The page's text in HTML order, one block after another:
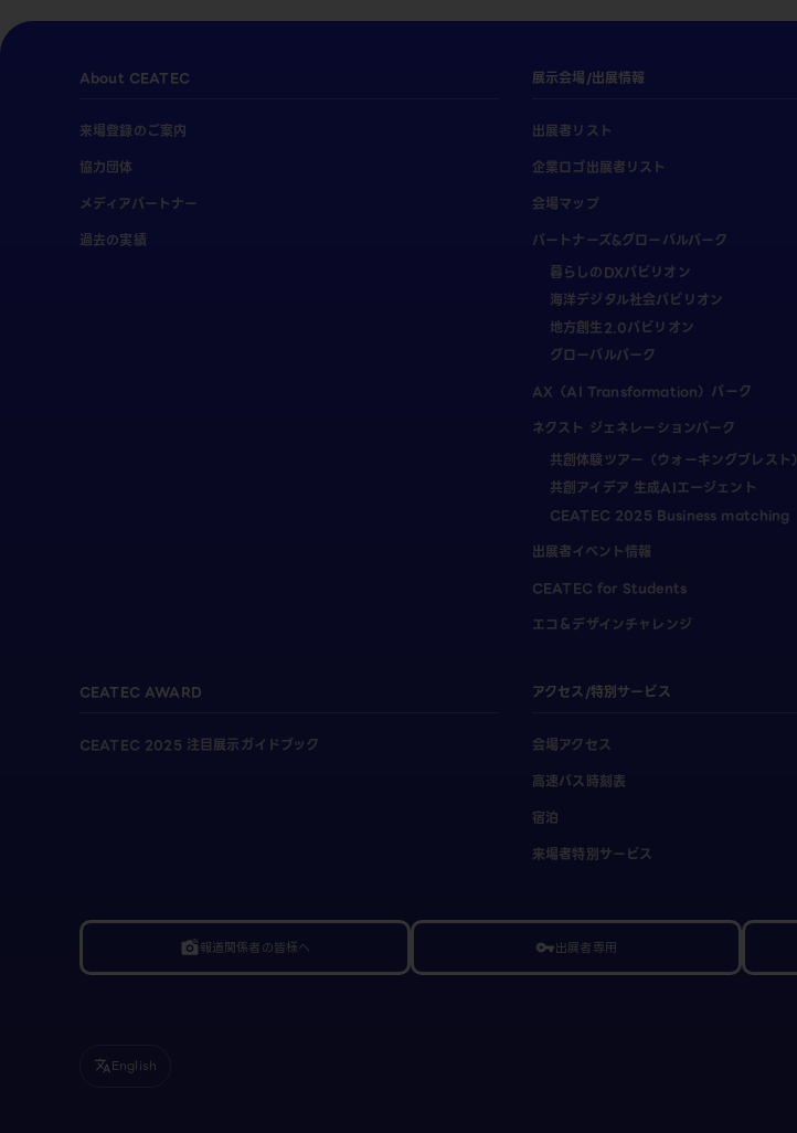
About CEATEC
来場登録のご案内
協力団体
メディアパートナー
過去の実績
展示会場/出展情報
出展者リスト
企業ロゴ出展者リスト
会場マップ
パートナーズ&グローバルパーク
暮らしのDXパビリオン
海洋デジタル社会パビリオン
地方創生2.0パビリオン
グローバルパーク
AX（AI Transformation）パーク
ネクスト ジェネレーションパーク
共創体験ツアー（ウォーキングブレスト）
共創アイデア 生成AIエージェント
CEATEC 2025 Business matching
出展者イベント情報
CEATEC for Students
エコ＆デザインチャレンジ
CEATEC AWARD
CEATEC 2025 注目展示ガイドブック
アクセス/特別サービス
会場アクセス
高速バス時刻表
宿泊
来場者特別サービス
linked_camera報道関係者の皆様へ vpn_key出展者専用
translateEnglish